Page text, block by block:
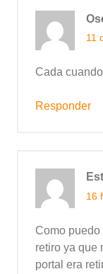
11
Cada
Responder
16
Como puedo
retiro ya que
portal era